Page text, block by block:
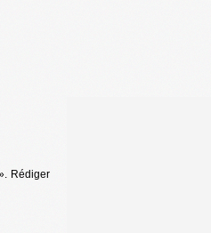
Rédiger